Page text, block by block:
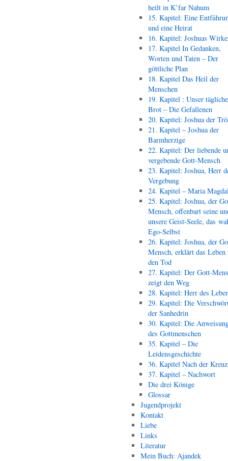
heilt in K’far Nahum
15. Kapitel: Eine
und eine Heirat
16. Kapitel: Joshuas
17. Kapitel In Gedanken,
Worten und Taten – Der
göttliche Plan
18. Kapitel Das Heil der
Menschen
19. Kapitel : Unser
Brot – Die Gefallenen
20. Kapitel: Joshua der
21. Kapitel – Joshua der
Barmherzige
22. Kapitel: Der liebende
vergebende Gott-Mensch
23. Kapitel: Joshua, Herr
Vergebung
24. Kapitel – Maria
25. Kapitel: Joshua, der
Mensch, offenbart seine
unsere Geist-Seele, das
Ego-Selbst
26. Kapitel: Joshua, der
Mensch, erklärt das Leben
den Tod
27. Kapitel: Der Gott-
zeigt den Weg
28. Kapitel: Herr des
29. Kapitel: Die
der Sanhedrin
30. Kapitel: Die
des Gottmenschen
35. Kapitel – Die
Leidensgeschichte
36. Kapitel Nach der
37. Kapitel – Nachwort
Die drei Könige
Glossar
Jugendprojekt
Kontakt
Liebe
Links
Literatur
Mein Buch: Ajandek